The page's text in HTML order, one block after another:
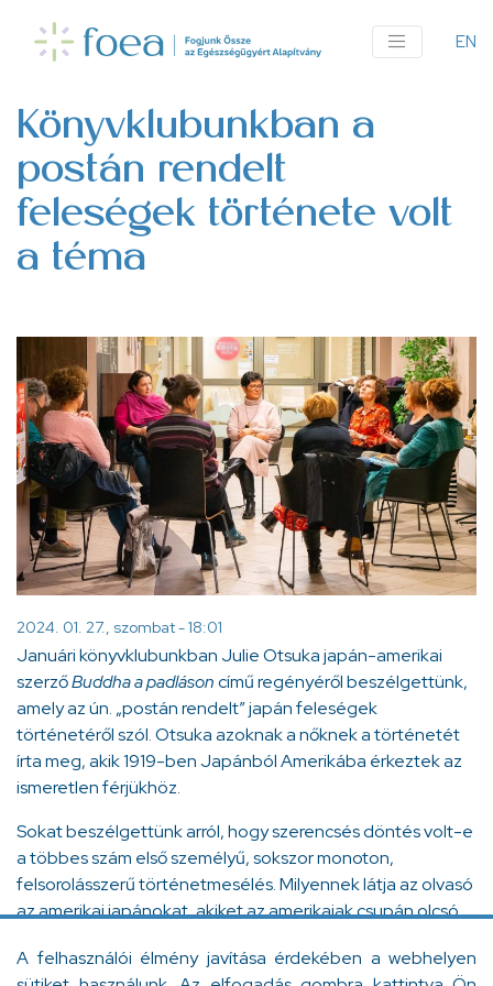
A felhasználói élmény javítása érdekében a webhelyen
tartalomra
EN
Könyvklubunkban a
postán rendelt
feleségek története volt
a téma
2024. 01. 27., szombat - 18:01
Januári könyvklubunkban Julie Otsuka japán-amerikai
szerzőBuddha a padlásoncímű regényéről beszélgettünk,
amely az ún. „postán rendelt” japán feleségek
történetéről szól. Otsuka azoknak a nőknek a történetét
írta meg, akik 1919-ben Japánból Amerikába érkeztek az
ismeretlen férjükhöz.
Sokat beszélgettünk arról, hogy szerencsés döntés volt-e
a többes szám első személyű, sokszor monoton,
felsorolásszerű történetmesélés. Milyennek látja az olvasó
az amerikai japánokat, akiket az amerikaiak csupán olcsó,
után ellenségnek, akiket évekre koncentrációs táborokba